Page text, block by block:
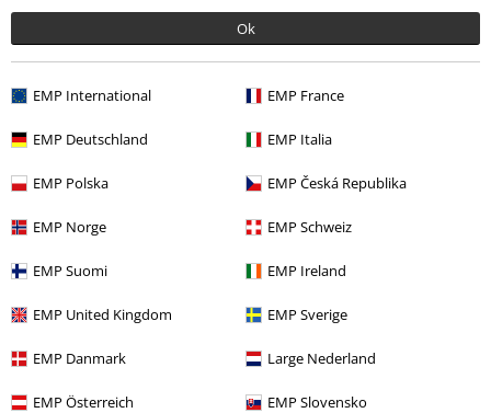
Ok
EMP International EMP France
EMP Deutschland EMP Italia
EMP Polska EMP Česká Republika
EMP Norge EMP Schweiz
EMP Suomi EMP Ireland
EMP United Kingdom EMP Sverige
EMP Danmark Large Nederland
EMP Österreich EMP Slovensko
49.90 zł
Więcej kategorii. Więcej możliwości.
Odzież Koszulki i Topy
Odzież & akcesoria
Motywy Basics